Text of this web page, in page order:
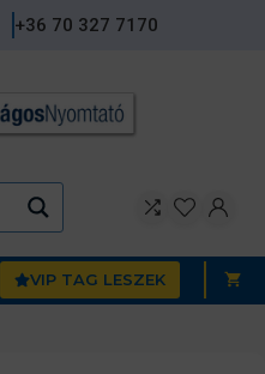
+36 70 327 7170
VIP TAG LESZEK